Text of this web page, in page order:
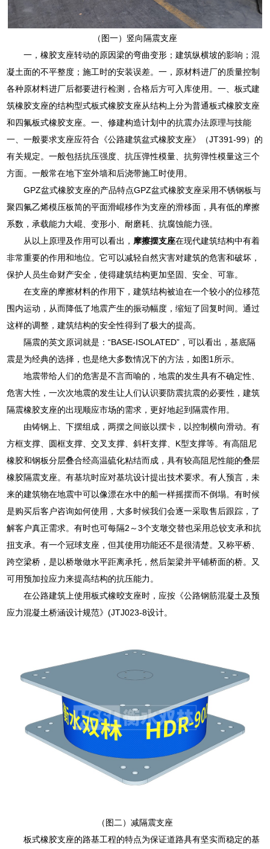
（图一）竖向隔震支座
一，橡胶支座转动的原因梁的弯曲变形；建筑纵横坡的影响；混
凝土面的不平整度；施工时的安装误差。一，原材料进厂的质量控制
各种原材料进厂后都要进行检测，合格后方可入库使用。一、板式建
筑橡胶支座的结构型式板式橡胶支座从结构上分为普通板式橡胶支座
和四氟板式橡胶支座。一、修建构造计划中的抗震办法原理与技能
一、一般要求支座应符合《公路建筑盆式橡胶支座》（JT391-99）的
有关规定。一般包括抗压强度、抗压弹性模量、抗剪弹性模量这三个
方面。一般常在地下室外墙和后浇带施工时使用。
GPZ盆式橡胶支座的产品特点GPZ盆式橡胶支座采用不锈钢板与
聚四氟乙烯模压板简的平面滑崐移作为支座的滑移面，具有低的摩擦
系数，承载能力大崐、变形小、耐磨耗、抗腐蚀能力强。
从以上原理及作用可以看出， 摩擦摆支座在现代建筑结构中有着
非常重要的作用和地位。它可以减轻自然灾害对建筑的危害和破坏，
保护人员生命财产安全，使得建筑结构更加坚固、安全、可靠。
在支座的摩擦材料的作用下，建筑结构被迫在一个较小的位移范
围内运动，从而降低了地震产生的振动幅度，缩短了回复时间。通过
这样的调整，建筑结构的安全性得到了极大的提高。
隔震的英文原词就是：“BASE-ISOLATED”，可以看出，基底隔
震是为经典的选择，也是绝大多数情况下的方法，如图1所示。
地震带给人们的危害是不言而喻的，地震的发生具有不确定性、
危害大性，一次次地震的发生让人们认识要防震抗震的必要性，建筑
隔震橡胶支座的出现顺应市场的需求，更好地起到隔震作用。
由铸钢上、下摆组成，两摆之间嵌以摆卡，以控制横向滑动。有
方框支撑、圆框支撑、交叉支撑、斜杆支撑、K型支撑等。有高阻尼
橡胶和钢板分层叠合经高温硫化粘结而成，具有较高阻尼性能的叠层
橡胶隔震支座。有基坑时应对基坑设计提出技术要求。有人预言，未
来的建筑物在地震中可以像漂在水中的船一样摇摆而不倒塌。有时候
是购买后客户咨询如何使用，大多时候我们会逐一采取售后跟踪，了
解客户真正需求。有时也可每隔2～3个支墩交替也采用总铰支承和抗
扭支承。有一个冠球支座，但其使用功能还不是很清楚。又称平桥、
跨空梁桥，是以桥墩做水平距离承托，然后架梁并平铺桥面的桥。又
可用预加拉应力来提高结构的抗压能力。
在公路建筑上使用板式橡晈支座时，应按《公路钢筋混凝土及预
应力混凝土桥涵设计规范》(JTJ023-8设计。
（图二）减隔震支座
板式橡胶支座的路基工程的特点为保证道路具有坚实而稳定的基